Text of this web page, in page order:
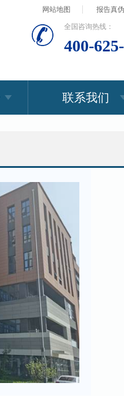
网站地图 报告真
全国咨询热线：
400-
联系我们